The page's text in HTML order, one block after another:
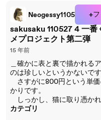
Neogessy1105 +
sakusaku 110527 4 一
メプロジェクト第二弾
15 年前
＿確かに表と裏で描かれる
のは珍しいというかないです
さすがに800円という単
かりです。
しっかし、猫に取り憑か
カテゴリ